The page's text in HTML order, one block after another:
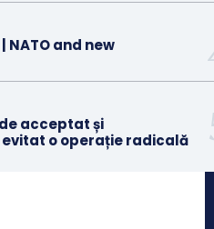
NATO and new
acceptat și
o operație radicală